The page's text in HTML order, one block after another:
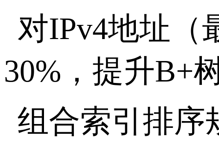
对IPv4地址（
30% ，提升B+
组合索引排序